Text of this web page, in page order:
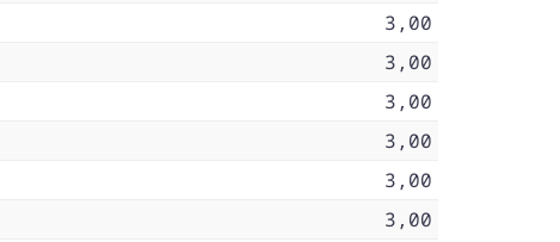
3,00
3,00
3,00
3,00
3,00
3,00